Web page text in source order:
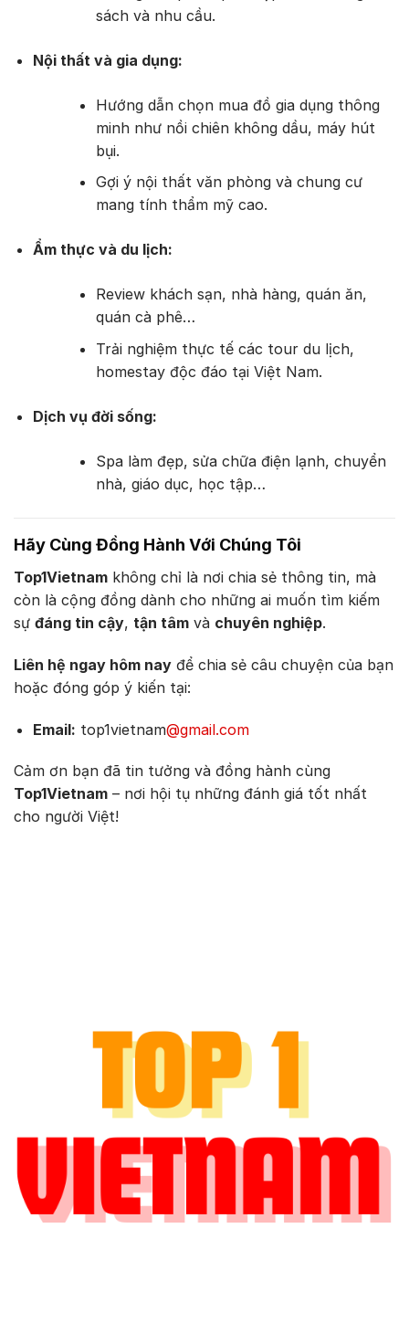
sách và nhu cầu.
Nội thất và gia dụng:
Hướng dẫn chọn mua đồ gia dụng thông
minh như nồi chiên không dầu, máy hút
bụi.
Gợi ý nội thất văn phòng và chung cư
mang tính thẩm mỹ cao.
Ẩm thực và du lịch:
Review khách sạn, nhà hàng, quán ăn,
quán cà phê…
Trải nghiệm thực tế các tour du lịch,
homestay độc đáo tại Việt Nam.
Dịch vụ đời sống:
Spa làm đẹp, sửa chữa điện lạnh, chuyển
nhà, giáo dục, học tập…
Hãy Cùng Đồng Hành Với Chúng Tôi
Top1Vietnam không chỉ là nơi chia sẻ thông tin, mà
còn là cộng đồng dành cho những ai muốn tìm kiếm
sự đáng tin cậy, tận tâm và chuyên nghiệp.
Liên hệ ngay hôm nay để chia sẻ câu chuyện của bạn
hoặc đóng góp ý kiến tại:
Email: top1vietnam@gmail.com
Cảm ơn bạn đã tin tưởng và đồng hành cùng
Top1Vietnam – nơi hội tụ những đánh giá tốt nhất
cho người Việt!